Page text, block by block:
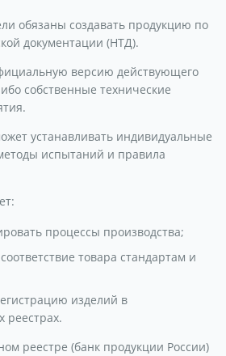
обязаны создавать продукцию по
документации (НТД).
версию действующего
собственные технические
устанавливать индивидуальные
испытаний и правила
процессы производства;
товара стандартам и
изделий в
реестрах.
реестре (банк продукции России)